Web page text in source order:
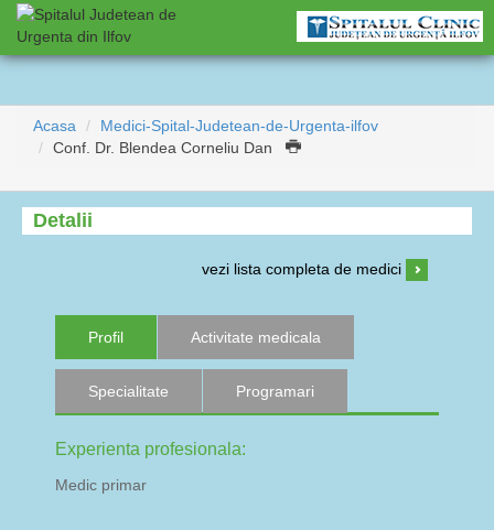
Acasa
Medici-Spital-Judetean-de-Urgenta-ilfov
Conf. Dr. Blendea Corneliu Dan
Detalii
vezi lista completa de medici
Profil Activitate medicala
Specialitate Programari
Experienta profesionala:
Medic primar